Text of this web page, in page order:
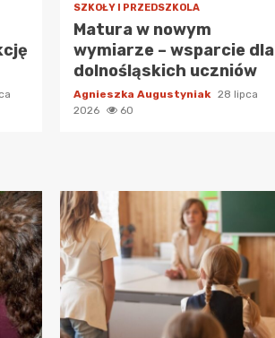
SZKOŁY I PRZEDSZKOLA
Matura w nowym
wymiarze – wsparcie dla
dolnośląskich uczniów
Agnieszka Augustyniak 28 lipca
2026
60